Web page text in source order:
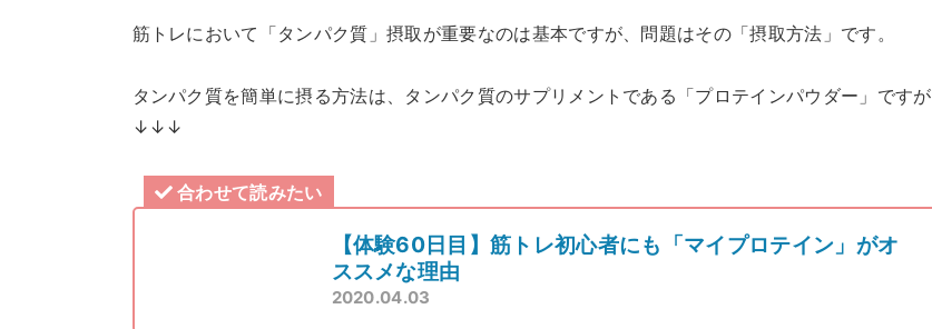
筋トレにおいて「タンパク質」摂取が重要なのは基本ですが、問題はその「摂取方法」です。
タンパク質を簡単に摂る方法は、タンパク質のサプリメントである「プロテインパウダー」ですが
↓↓↓
合わせて読みたい
【体験60日目】筋トレ初心者にも「マイプロテイン」がオ
ススメな理由
2020.04.03